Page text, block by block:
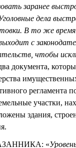
заранее
дела
В то же
с
чтобы
документа,
регламента
участки,
здания,
«